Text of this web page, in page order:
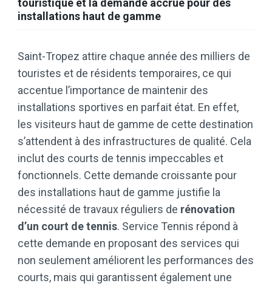
touristique et la demande accrue pour des
installations haut de gamme
Saint-Tropez attire chaque année des milliers de
touristes et de résidents temporaires, ce qui
accentue l’importance de maintenir des
installations sportives en parfait état. En effet,
les visiteurs haut de gamme de cette destination
s’attendent à des infrastructures de qualité. Cela
inclut des courts de tennis impeccables et
fonctionnels. Cette demande croissante pour
des installations haut de gamme justifie la
nécessité de travaux réguliers de rénovation
d’un court de tennis. Service Tennis répond à
cette demande en proposant des services qui
non seulement améliorent les performances des
courts, mais qui garantissent également une